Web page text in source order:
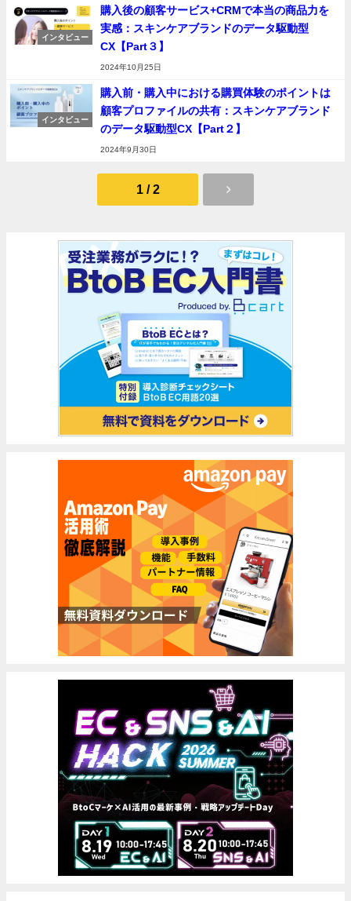
インタビュー
購入後の顧客サービス+CRMで本当の商品力を
実感：スキンケアブランドのデータ駆動型
CX【Part３】
2024年10月25日
インタビュー
購入前・購入中における購買体験のポイントは
顧客プロファイルの共有：スキンケアブランド
のデータ駆動型CX【Part２】
2024年9月30日
1 / 2